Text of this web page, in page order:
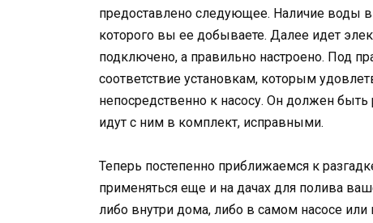
предоставлено следующее. Наличие воды
которого вы ее добываете. Далее идет
подключено, а правильно настроено. Под
соответствие установкам, которым
непосредственно к насосу. Он должен
идут с ним в комплект, исправными.
Теперь постепенно приближаемся к
применяться еще и на дачах для полива
либо внутри дома, либо в самом насосе